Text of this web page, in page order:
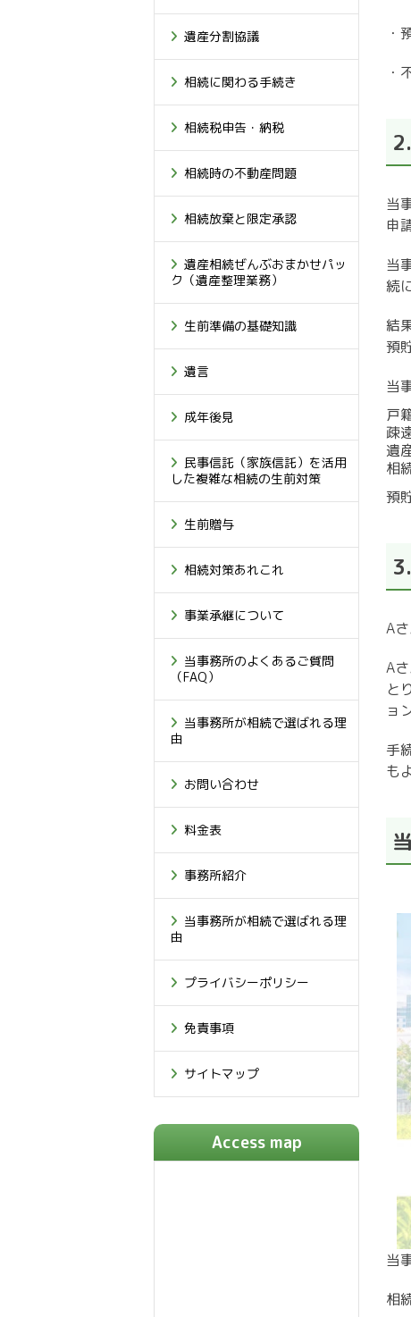
遺産分割協議
相続に関わる手続き
相続税申告・納税
相続時の不動産問題
相続放棄と限定承認
遺産相続ぜんぶおまかせパッ
ク（遺産整理業務）
生前準備の基礎知識
遺言
成年後見
民事信託（家族信託）を活用
した複雑な相続の生前対策
生前贈与
相続対策あれこれ
事業承継について
当事務所のよくあるご質問
（FAQ）
当事務所が相続で選ばれる理
由
お問い合わせ
料金表
事務所紹介
当事務所が相続で選ばれる理
由
プライバシーポリシー
免責事項
サイトマップ
Access map
・
・
当
申
当
続
結
預
当
戸
疎
遺
相
預
A
A
と
ョ
手
も
当
相